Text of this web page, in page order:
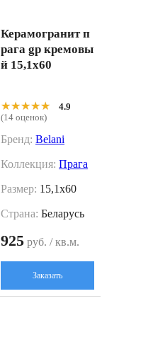
Керамогранит п
рага gp кремовы
й 15,1x60
★★★★★
★★★★★
4.9
(14 оценок)
Бренд: Belani
Коллекция: Прага
Размер: 15,1x60
Страна: Беларусь
925 руб. / кв.м.
Заказать